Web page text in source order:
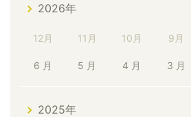
2026年
12月 11月 10月 9月
6 月 5 月 4 月 3 月
2025年